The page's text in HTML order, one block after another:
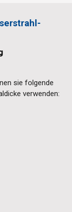
sie folgende
verwenden: